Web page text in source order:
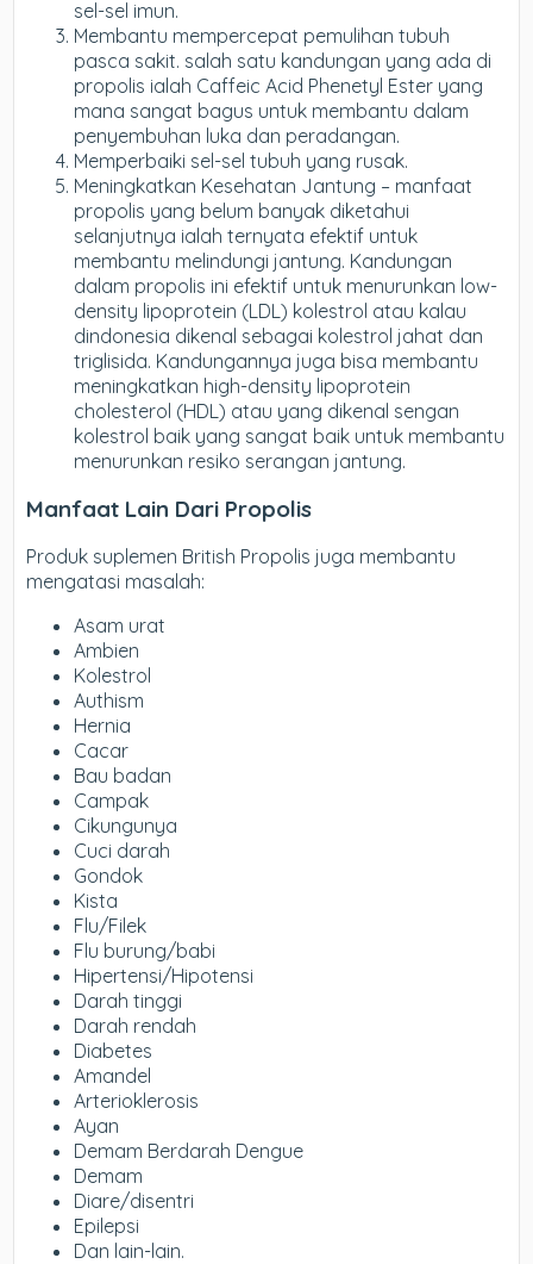
sel-sel imun.
Membantu mempercepat pemulihan tubuh
pasca sakit. salah satu kandungan yang ada di
propolis ialah Caffeic Acid Phenetyl Ester yang
mana sangat bagus untuk membantu dalam
penyembuhan luka dan peradangan.
Memperbaiki sel-sel tubuh yang rusak.
Meningkatkan Kesehatan Jantung – manfaat
propolis yang belum banyak diketahui
selanjutnya ialah ternyata efektif untuk
membantu melindungi jantung. Kandungan
dalam propolis ini efektif untuk menurunkan low-
density lipoprotein (LDL) kolestrol atau kalau
dindonesia dikenal sebagai kolestrol jahat dan
triglisida. Kandungannya juga bisa membantu
meningkatkan high-density lipoprotein
cholesterol (HDL) atau yang dikenal sengan
kolestrol baik yang sangat baik untuk membantu
menurunkan resiko serangan jantung.
Manfaat Lain Dari Propolis
Produk suplemen British Propolis juga membantu
mengatasi masalah:
Asam urat
Ambien
Kolestrol
Authism
Hernia
Cacar
Bau badan
Campak
Cikungunya
Cuci darah
Gondok
Kista
Flu/Filek
Flu burung/babi
Hipertensi/Hipotensi
Darah tinggi
Darah rendah
Diabetes
Amandel
Arterioklerosis
Ayan
Demam Berdarah Dengue
Demam
Diare/disentri
Epilepsi
Dan lain-lain.